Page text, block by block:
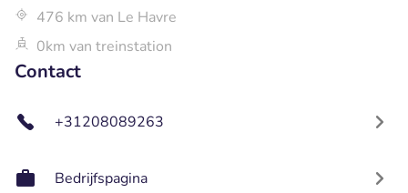
476 km van Le Havre
0km van treinstation
Contact
+31208089263
Bedrijfspagina